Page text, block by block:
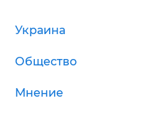
Украина
Общество
Мнение